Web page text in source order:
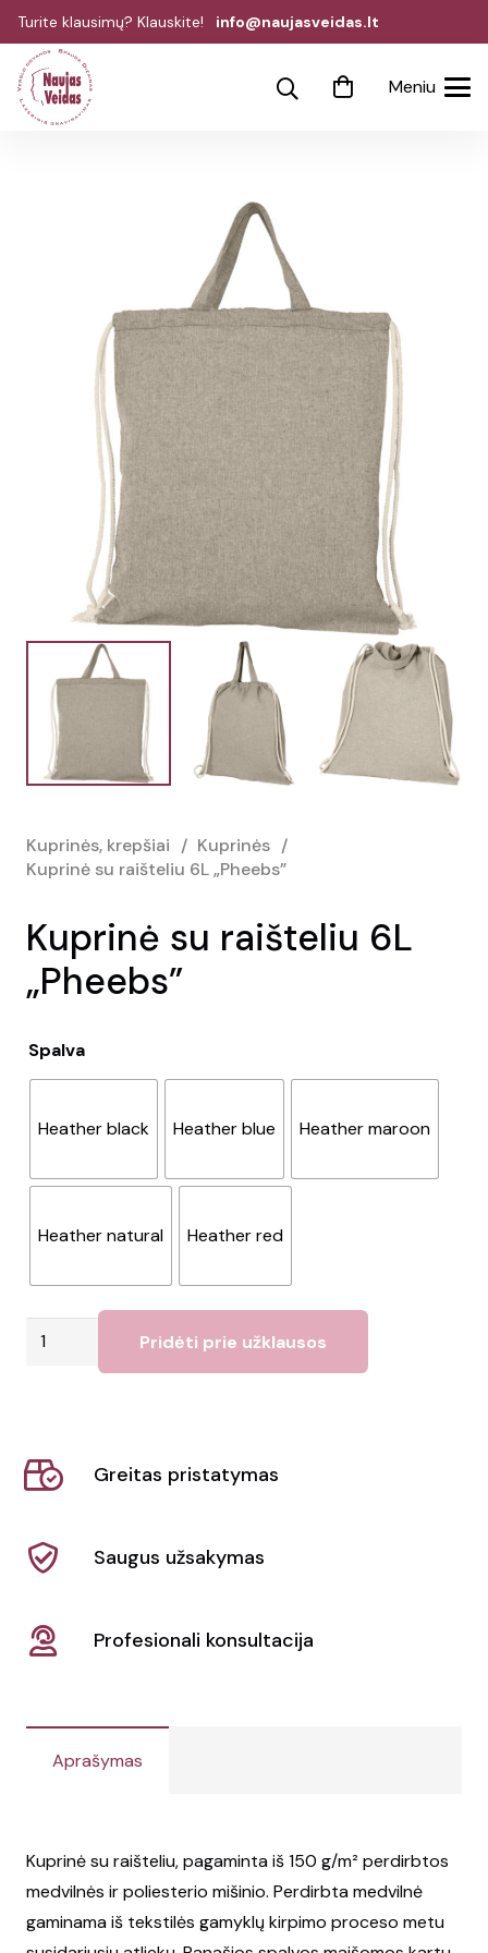
Turite klausimų? Klauskite! info@naujasveidas.lt
Meniu
Kuprinės, krepšiai / Kuprinės /
Kuprinė su raišteliu 6L „Pheebs”
Kuprinė su raišteliu 6L
„Pheebs”
Spalva
Heather black Heather blue Heather maroon
Heather natural Heather red
produkto
6L
Pridėti prie užklausos
Greitas pristatymas
Saugus užsakymas
Profesionali konsultacija
Aprašymas
Kuprinė su raišteliu, pagaminta iš 150 g/m² perdirbtos
medvilnės ir poliesterio mišinio. Perdirbta medvilnė
gaminama iš tekstilės gamyklų kirpimo proceso metu